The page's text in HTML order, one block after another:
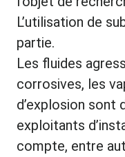
L’utilisation de
partie.
Les fluides
corrosives, les
d’explosion sont
exploitants
compte, entre